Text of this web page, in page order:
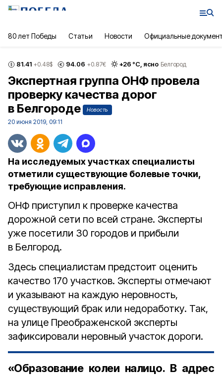
80 лет Победы Статьи Новости Официальные
81.41 +0.48$ 94.06 +0.87€ +26 °С, ясно Белгород
Экспертная группа ОНФ провела
проверку качества дорог
в Белгороде
Новость
20 июня 2019, 09:11
На исследуемых участках специалисты
отметили существующие болевые точки,
требующие исправления.
ОНФ приступил к проверке качества
дорожной сети по всей стране. Эксперты
уже посетили 30 городов и прибыли
в Белгород.
Здесь специалистам предстоит оценить
качество 170 участков. Эксперты отмечают
и указывают на каждую неровность,
существующий брак или недоработку. Так,
на улице Преображенской эксперты
зафиксировали неровный участок дороги.
«Образование колеи налицо. В адрес